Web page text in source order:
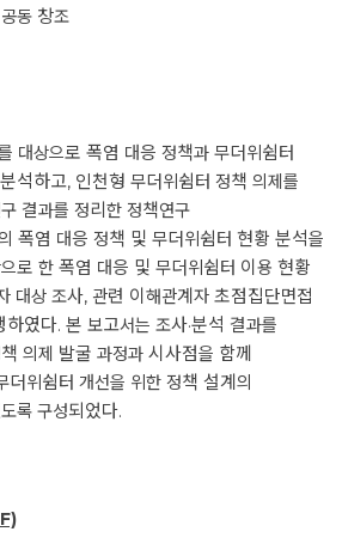
동 창조
대상으로 폭염 대응 정책과 무더위쉼터
석하고, 인천형 무더위쉼터 정책 의제를
결과를 정리한 정책연구
폭염 대응 정책 및 무더위쉼터 현황 분석을
로 한 폭염 대응 및 무더위쉼터 이용 현황
대상 조사, 관련 이해관계자 초점집단면접
였다. 본 보고서는 조사·분석 결과를
의제 발굴 과정과 시사점을 함께
위쉼터 개선을 위한 정책 설계의
록 구성되었다.